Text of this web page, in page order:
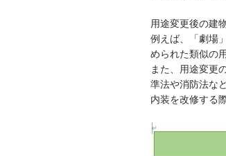
用途変更後の建
例えば、「劇場
められた類似の
また、用途変更
準法や消防法な
内装を改修する